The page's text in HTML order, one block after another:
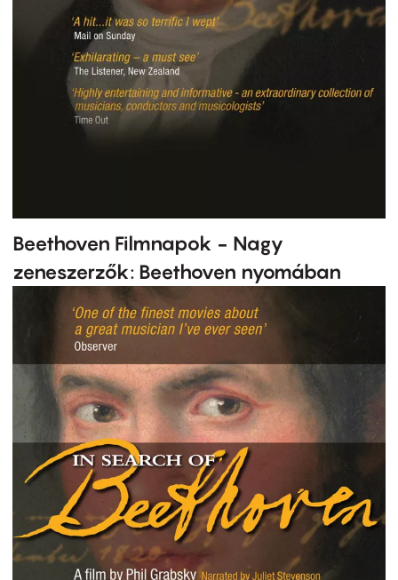
Beethoven Filmnapok - Nagy
zeneszerzők: Beethoven nyomában